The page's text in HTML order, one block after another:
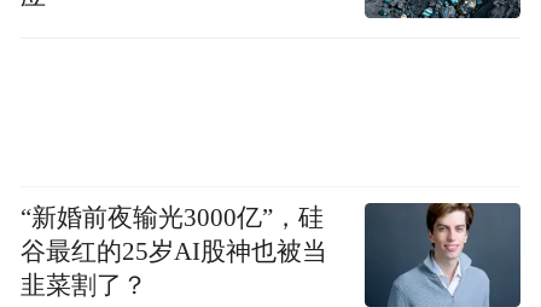
“新婚前夜输光3000亿”，硅
谷最红的25岁AI股神也被当
韭菜割了？